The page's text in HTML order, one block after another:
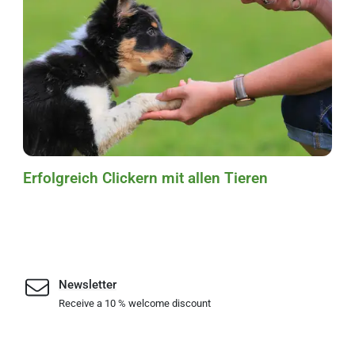
Erfolgreich Clickern mit allen Tieren
Newsletter
Receive a 10 % welcome discount